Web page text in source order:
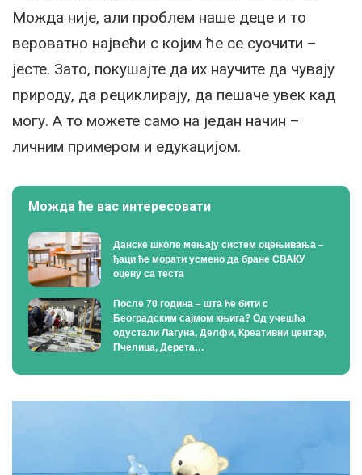
Можда није, али проблем наше деце и то
вероватно највећи с којим ће се суочити –
јесте. Зато, покушајте да их научите да чувају
природу, да рециклирају, да пешаче увек кад
могу. А то можете само на један начин –
личним примером и едукацијом.
Можда ће вас интересовати
Данске школе мењају систем оцењивања –
ђаци ће морати усмено да бране СВАКУ
оцену са теста
После 70 година – шта ће бити с
Београдским сајмом књига? Од учешћа
одустали Лагуна, Делфи, Креативни центар,
Пчелица, Дерета…